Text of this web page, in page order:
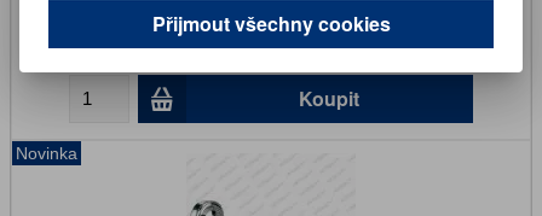
918 Kč
Koupit
Novinka
Přijmout všechny cookies